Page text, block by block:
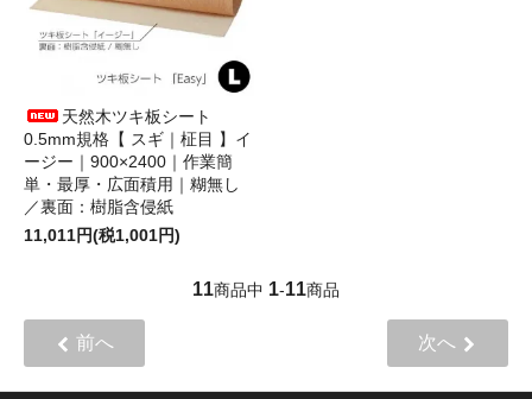
天然木ツキ板シート
0.5mm規格【 スギ｜柾目 】イ
ージー｜900×2400｜作業簡
単・最厚・広面積用｜糊無し
／裏面：樹脂含侵紙
11,011円(税1,001円)
11商品中 1-11商品
前へ 次へ